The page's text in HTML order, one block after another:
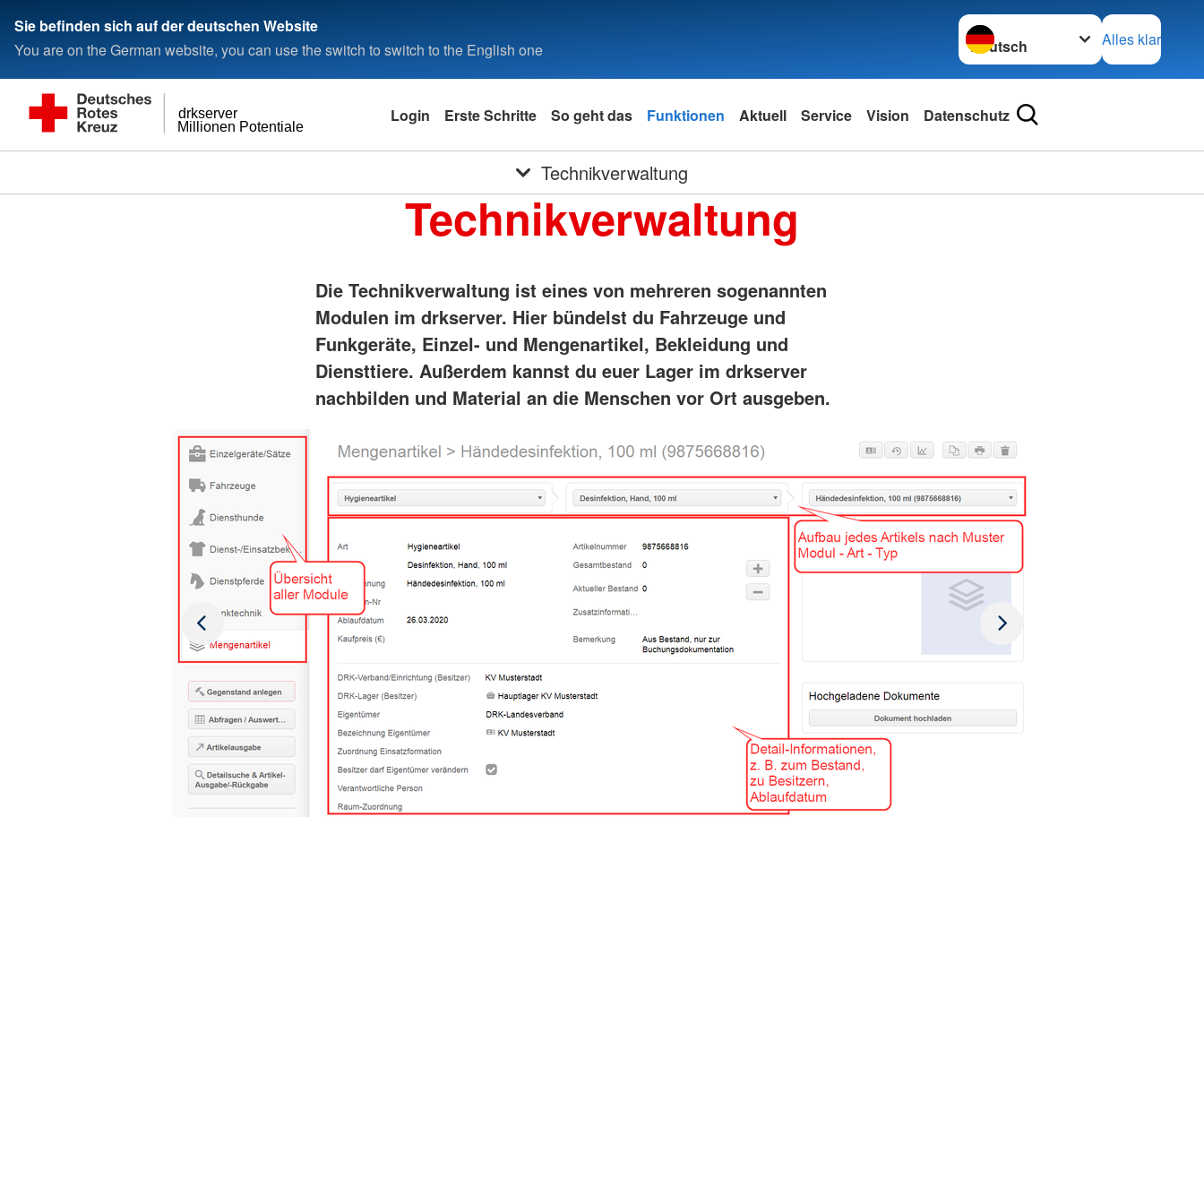
Sie befinden sich auf der deutschen Website
You are on the German website, you can use the switch to switch to the English one
Sprache wechseln zu
Alles klar
Millionen Potentiale
drkserver Login Erste Schritte So geht das Funktionen Aktuell Service Vision Datenschutz
Technikverwaltung
Technikverwaltung
Die Technikverwaltung ist eines von mehreren sogenannten
Modulen im drkserver. Hier bündelst du Fahrzeuge und
Funkgeräte, Einzel- und Mengenartikel, Bekleidung und
Diensttiere. Außerdem kannst du euer Lager im drkserver
nachbilden und Material an die Menschen vor Ort ausgeben.